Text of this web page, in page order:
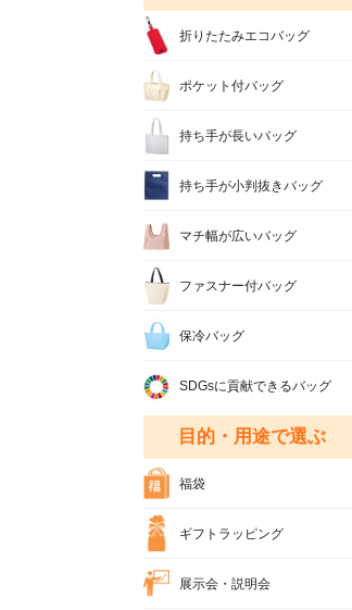
折りたたみエコバッグ
ポケット付バッグ
持ち手が長いバッグ
持ち手が小判抜きバッグ
マチ幅が広いバッグ
ファスナー付バッグ
保冷バッグ
SDGsに貢献できるバッグ
目的・用途で選ぶ
福袋
ギフトラッピング
展示会・説明会